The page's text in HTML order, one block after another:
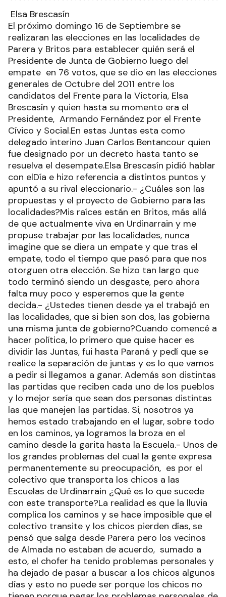
Elsa Brescasín
El próximo domingo 16 de Septiembre se
realizaran las elecciones en las localidades de
Parera y Britos para establecer quién será el
Presidente de Junta de Gobierno luego del
empate en 76 votos, que se dio en las elecciones
generales de Octubre del 2011 entre los
candidatos del Frente para la Victoria, Elsa
Brescasín y quien hasta su momento era el
Presidente, Armando Fernández por el Frente
Cívico y Social.En estas Juntas esta como
delegado interino Juan Carlos Bentancour quien
fue designado por un decreto hasta tanto se
resuelva el desempate.Elsa Brescasín pidió hablar
con elDía e hizo referencia a distintos puntos y
apuntó a su rival eleccionario.- ¿Cuáles son las
propuestas y el proyecto de Gobierno para las
localidades?Mis raíces están en Britos, más allá
de que actualmente viva en Urdinarrain y me
propuse trabajar por las localidades, nunca
imagine que se diera un empate y que tras el
empate, todo el tiempo que pasó para que nos
otorguen otra elección. Se hizo tan largo que
todo terminó siendo un desgaste, pero ahora
falta muy poco y esperemos que la gente
decida.- ¿Ustedes tienen desde ya el trabajó en
las localidades, que si bien son dos, las gobierna
una misma junta de gobierno?Cuando comencé a
hacer política, lo primero que quise hacer es
dividir las Juntas, fui hasta Paraná y pedí que se
realice la separación de juntas y es lo que vamos
a pedir si llegamos a ganar. Además son distintas
las partidas que reciben cada uno de los pueblos
y lo mejor sería que sean dos personas distintas
las que manejen las partidas. Si, nosotros ya
hemos estado trabajando en el lugar, sobre todo
en los caminos, ya logramos la broza en el
camino desde la garita hasta la Escuela.- Unos de
los grandes problemas del cual la gente expresa
permanentemente su preocupación, es por el
colectivo que transporta los chicos a las
Escuelas de Urdinarrain ¿Qué es lo que sucede
con este transporte?La realidad es que la lluvia
complica los caminos y se hace imposible que el
colectivo transite y los chicos pierden días, se
pensó que salga desde Parera pero los vecinos
de Almada no estaban de acuerdo, sumado a
esto, el chofer ha tenido problemas personales y
ha dejado de pasar a buscar a los chicos algunos
días y esto no puede ser porque los chicos no